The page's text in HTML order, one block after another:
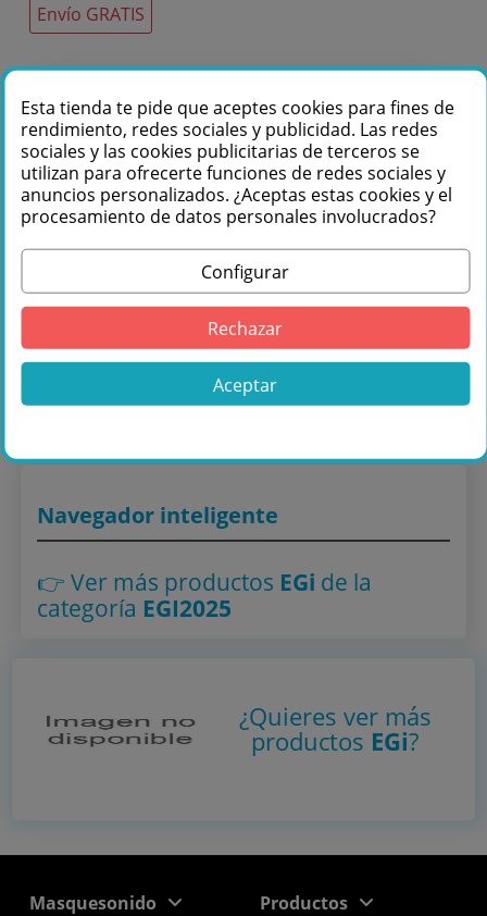
Envío GRATIS
Te podemos ayudar
+34 976 36 61 60
Comprar EGi 40291.BT Mando Audio C/
Intercom, 3 Ch + Bluetooth con Pantalla
Gráfica, FM RDS en Negro en
Másquesonido con envío rápido
Navegador inteligente
👉 Ver más productos EGi de la
categoría EGI2025
¿Quieres ver más
productos EGi?
Masquesonido Productos
Esta tienda te pide que aceptes cookies para fines de
rendimiento, redes sociales y publicidad. Las redes
sociales y las cookies publicitarias de terceros se
utilizan para ofrecerte funciones de redes sociales y
anuncios personalizados. ¿Aceptas estas cookies y el
procesamiento de datos personales involucrados?
Configurar
Rechazar
Aceptar